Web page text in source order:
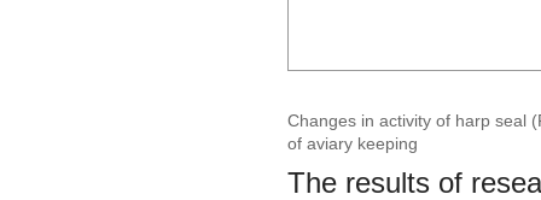
Changes in activity of harp seal
of aviary keeping
The results of